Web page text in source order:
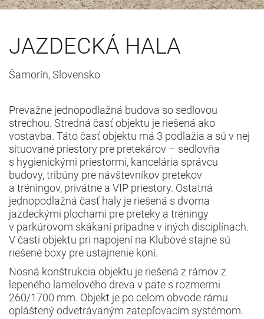
JAZDECKÁ HALA
Šamorín, Slovensko
Prevažne jednopodlažná budova so sedlovou
strechou. Stredná časť objektu je riešená ako
vostavba. Táto časť objektu má 3 podlažia a sú v nej
situované priestory pre pretekárov – sedlovňa
s hygienickými priestormi, kancelária správcu
budovy, tribúny pre návštevníkov pretekov
a tréningov, privátne a VIP priestory. Ostatná
jednopodlažná časť haly je riešená s dvoma
jazdeckými plochami pre preteky a tréningy
v parkúrovom skákaní prípadne v iných disciplínach.
V časti objektu pri napojení na Klubové stajne sú
riešené boxy pre ustajnenie koní.
Nosná konštrukcia objektu je riešená z rámov z
lepeného lamelového dreva v päte s rozmermi
260/1700 mm. Objekt je po celom obvode rámu
opláštený odvetrávaným zatepľovacím systémom.